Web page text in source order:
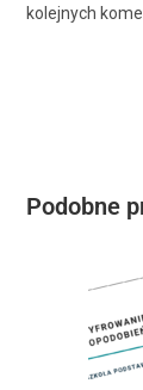
kolejnych
Podobne